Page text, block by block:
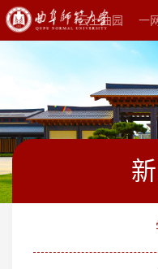
云上曲园 一